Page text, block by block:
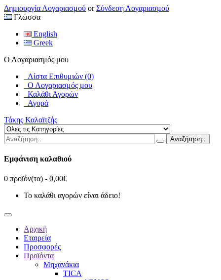
Δημιουργία Λογαριασμού orΣύνδεση Λογαριασμού
Γλώσσα
English
Greek
Ο Λογαριασμός μου
Λίστα Επιθυμιών (0)
Ο Λογαριασμός μου
Καλάθι Αγορών
Αγορά
Τάκης Καλαϊτζής
Αναζήτηση..
Εμφάνιση καλαθιού
0 προϊόν(τα) - 0,00€
Το καλάθι αγορών είναι άδειο!
Αρχική
Εταιρεία
Προσφορές
Προϊόντα
Μηχανάκια
TICA